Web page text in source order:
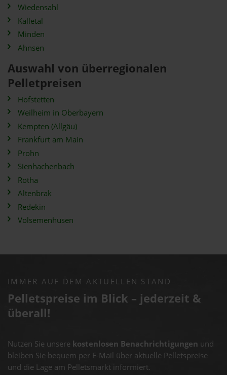
Wiedensahl
Kalletal
Minden
Ahnsen
Auswahl von überregionalen
Pelletpreisen
Hofstetten
Weilheim in Oberbayern
Kempten (Allgäu)
Frankfurt am Main
Prohn
Sienhachenbach
Rötha
Altenbrak
Redekin
Volsemenhusen
IMMER AUF DEM AKTUELLEN STAND
Pelletspreise im Blick – jederzeit &
überall!
Nutzen Sie unsere kostenlosen Benachrichtigungen und
bleiben Sie bequem per E-Mail über aktuelle Pelletspreise
und die Lage am Pelletsmarkt informiert.